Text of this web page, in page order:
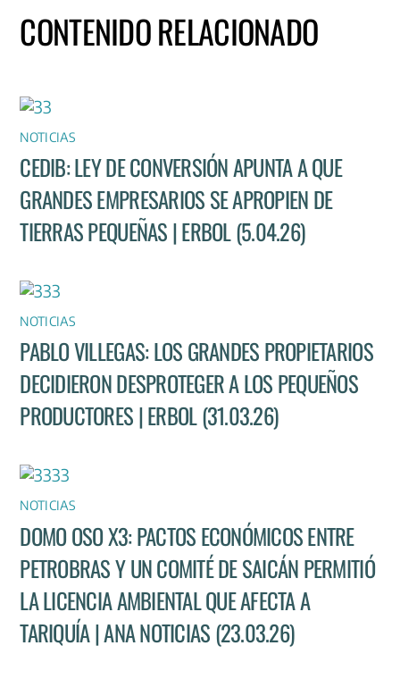
CONTENIDO RELACIONADO
NOTICIAS
CEDIB: LEY DE CONVERSIÓN APUNTA A QUE
GRANDES EMPRESARIOS SE APROPIEN DE
TIERRAS PEQUEÑAS | ERBOL (5.04.26)
NOTICIAS
PABLO VILLEGAS: LOS GRANDES PROPIETARIOS
DECIDIERON DESPROTEGER A LOS PEQUEÑOS
PRODUCTORES | ERBOL (31.03.26)
NOTICIAS
DOMO OSO X3: PACTOS ECONÓMICOS ENTRE
PETROBRAS Y UN COMITÉ DE SAICÁN PERMITIÓ
LA LICENCIA AMBIENTAL QUE AFECTA A
TARIQUÍA | ANA NOTICIAS (23.03.26)